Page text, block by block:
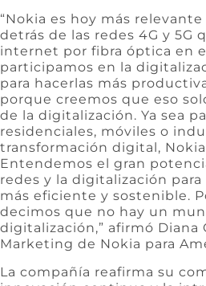
“Nokia es hoy más
detrás de las redes 4G y 5G
internet por fibra óptica en
participamos en la
para hacerlas más
porque creemos que eso
de la digitalización. Ya sea
residenciales, móviles o
transformación digital,
Entendemos el gran
redes y la digitalización
más eficiente y sostenible.
decimos que no hay un
digitalización,” afirmó Diana
Marketing de Nokia para
La compañía reafirma su